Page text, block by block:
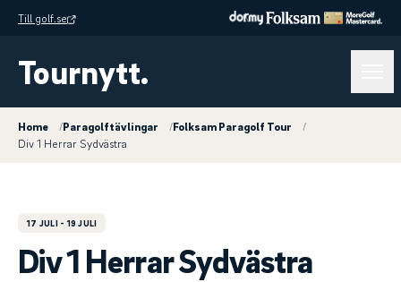
Till golf.se
Tournytt.
Home /Paragolftävlingar /Folksam Paragolf Tour
/
Div 1 Herrar Sydvästra
17 JULI - 19 JULI
Div 1 Herrar Sydvästra